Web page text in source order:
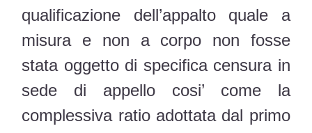
qualificazione dell’appalto quale a
misura e non a corpo non fosse
stata oggetto di specifica censura in
sede di appello cosi’ come la
complessiva ratio adottata dal primo